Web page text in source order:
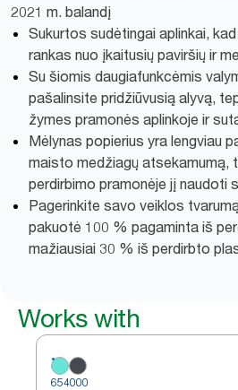
2021 m. balandį
Sukurtos sudėtingai aplinkai,
rankas nuo įkaitusių paviršių ir
Su šiomis daugiafunkcėmis
pašalinsite pridžiūvusią alyvą,
žymes pramonės aplinkoje ir
Mėlynas popierius yra lengviau
maisto medžiagų atsekamumą,
perdirbimo pramonėje jį naudoti
Pagerinkite savo veiklos
pakuotė 100 % pagaminta iš
mažiausiai 30 % iš perdirbto
Works with
654000